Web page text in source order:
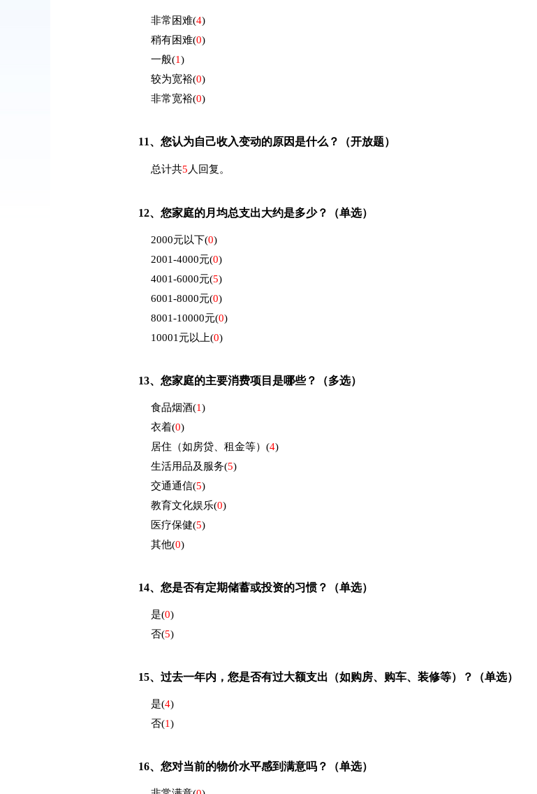
非常困难(4)
稍有困难(0)
一般(1)
较为宽裕(0)
非常宽裕(0)
11、 您认为自己收入变动的原因是什么？（开放题）
总计共5 人回复。
12、 您家庭的月均总支出大约是多少？（单选）
2000元以下(0)
2001-4000元(0)
4001-6000元(5)
6001-8000元(0)
8001-10000元(0)
10001元以上(0)
13、 您家庭的主要消费项目是哪些？（多选）
食品烟酒(1)
衣着(0)
居住（如房贷、租金等） (4)
生活用品及服务(5)
交通通信(5)
教育文化娱乐(0)
医疗保健(5)
其他(0)
14、 您是否有定期储蓄或投资的习惯？（单选）
是(0)
否(5)
15、 过去一年内，您是否有过大额支出（如购房、购车、装修等）？（单选）
是(4)
否(1)
16、 您对当前的物价水平感到满意吗？（单选）